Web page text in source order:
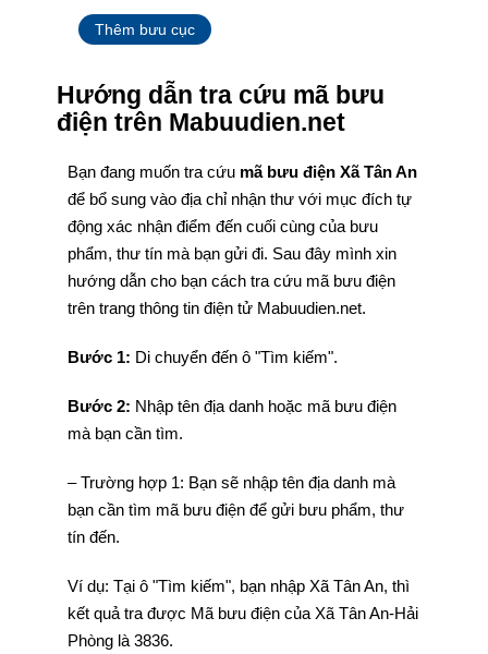
Thêm bưu cục
Hướng dẫn tra cứu mã bưu
điện trên Mabuudien.net
Bạn đang muốn tra cứu mã bưu điện Xã Tân An
để bổ sung vào địa chỉ nhận thư với mục đích tự
động xác nhận điểm đến cuối cùng của bưu
phẩm, thư tín mà bạn gửi đi. Sau đây mình xin
hướng dẫn cho bạn cách tra cứu mã bưu điện
trên trang thông tin điện tử Mabuudien.net.
Bước 1: Di chuyển đến ô "Tìm kiếm".
Bước 2: Nhập tên địa danh hoặc mã bưu điện
mà bạn cần tìm.
– Trường hợp 1: Bạn sẽ nhập tên địa danh mà
bạn cần tìm mã bưu điện để gửi bưu phẩm, thư
tín đến.
Ví dụ: Tại ô "Tìm kiếm", bạn nhập Xã Tân An, thì
kết quả tra được Mã bưu điện của Xã Tân An-Hải
Phòng là 3836.